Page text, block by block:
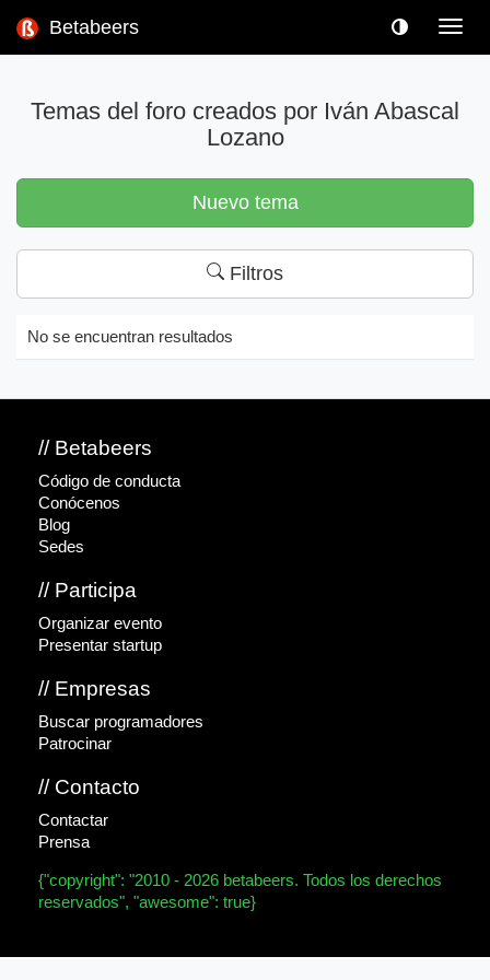
Betabeers
Temas del foro creados por Iván Abascal
Lozano
Nuevo tema
Filtros
No se encuentran resultados
// Betabeers
Código de conducta
Conócenos
Blog
Sedes
// Participa
Organizar evento
Presentar startup
// Empresas
Buscar programadores
Patrocinar
// Contacto
Contactar
Prensa
{"copyright": "2010 - 2026 betabeers. Todos los derechos
reservados", "awesome": true}